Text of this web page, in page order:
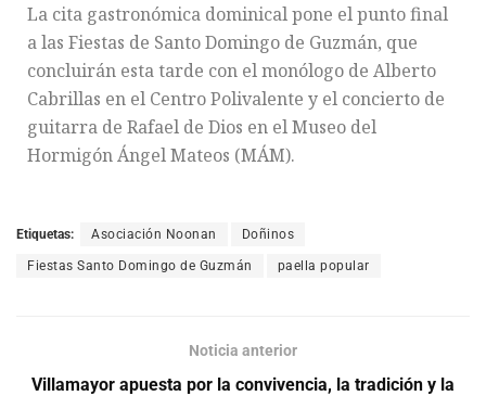
La cita gastronómica dominical pone el punto final
a las Fiestas de Santo Domingo de Guzmán, que
concluirán esta tarde con el monólogo de Alberto
Cabrillas en el Centro Polivalente y el concierto de
guitarra de Rafael de Dios en el Museo del
Hormigón Ángel Mateos (MÁM).
Etiquetas: Asociación Noonan Doñinos
Fiestas Santo Domingo de Guzmán paella popular
Noticia anterior
Villamayor apuesta por la convivencia, la tradición y la